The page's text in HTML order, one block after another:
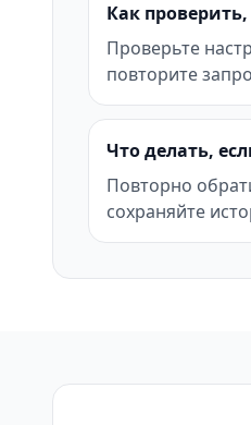
Как
Проверьте
повторите
Что делать,
Повторно
сохраняйте